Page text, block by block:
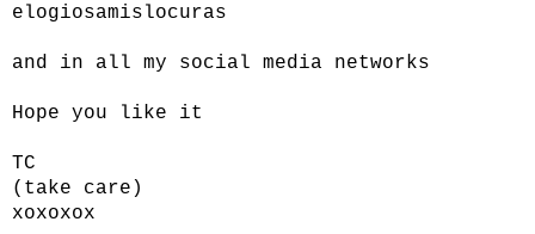
elogiosamislocuras
and in all my social media networks
Hope you like it
TC
(take care)
xoxoxox